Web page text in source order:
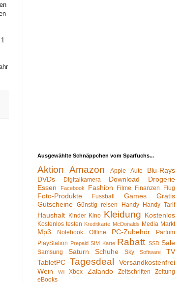
Ausgewählte Schnäppchen vom Sparfuchs...
Aktion Amazon Apple Auto
Blu-Rays
DVDs
Digitalkamera Download
Drogerie
Essen
Facebook Fashion Filme Finanzen Flug
Foto-Produkte Fussball Games
Gratis
Gutscheine Günstig reisen Handy Handy Tarif
Haushalt Kinder Kino Kleidung Kostenlos
Kostenlos testen Kreditkarte McDonalds Media Markt
Mp3 Notebook Offline PC-Zubehör
Parfum
PlayStation Prepaid SIM Karte Rabatt SSD Sale
Samsung Saturn Schuhe Sky Software
TV
TabletPC Tagesdeal
Versandkostenfrei
Wein
Wii Xbox Zalando Zeitschriften
Zeitung
eBooks